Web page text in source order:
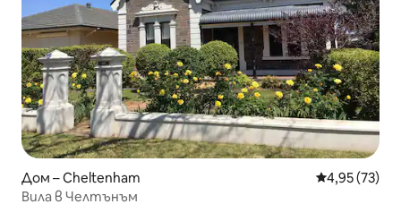
Дом – Cheltenham Средна
4,95 (73)
Вила в Челтънъм